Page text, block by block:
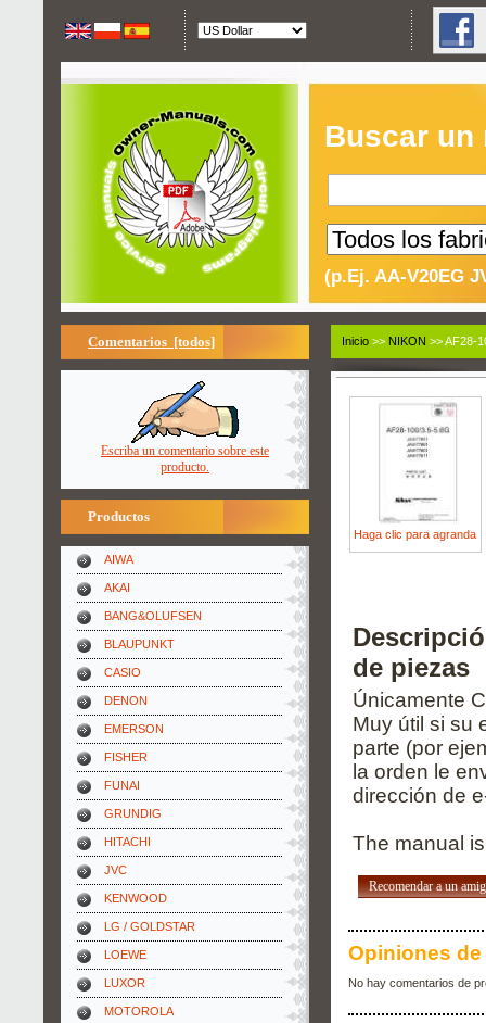
Buscar un
(p.Ej. AA-V20EG
Comentarios [todos]
Escriba un comentario sobre este
producto.
Productos
AIWA
AKAI
BANG&OLUFSEN
BLAUPUNKT
CASIO
DENON
EMERSON
FISHER
FUNAI
GRUNDIG
HITACHI
JVC
KENWOOD
LG / GOLDSTAR
LOEWE
LUXOR
MOTOROLA
Inicio >> NIKON >> AF28-
Haga clic para agranda
de piezas
Únicamente
Muy útil si su
parte (por
la orden le
dirección de
The manual
Recomendar a un
Opiniones
No hay comentarios de